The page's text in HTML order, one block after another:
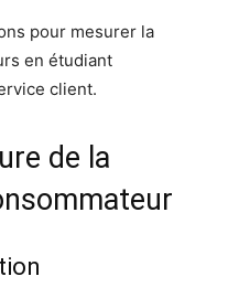
pour mesurer la
en étudiant
client.
de la